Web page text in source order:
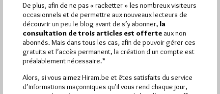
Abonnement aux Newsletters - RSS
De plus, afin de ne pas « racketter » les nombreux visiteurs
occasionnels et de permettre aux nouveaux lecteurs de
découvrir un peu le blog avant de s’y abonner, la
consultation de trois articles est offerte aux non
abonnés. Mais dans tous les cas, afin de pouvoir gérer ces
gratuits et l’accès permanent, la création d'un compte est
préalablement nécessaire.*
Alors, si vous aimez Hiram.be et êtes satisfaits du service
d’informations maçonniques qu'il vous rend chaque jour,